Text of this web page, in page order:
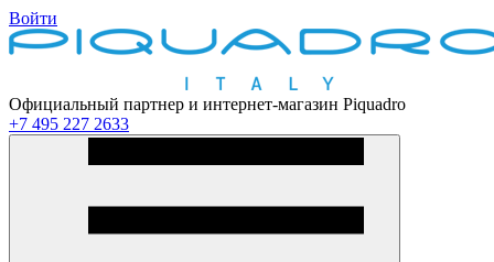
Войти
Официальный партнер и интернет-магазин Piquadro
+7 495 227 2633